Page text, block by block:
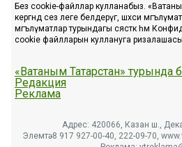
Без cookie-файллар кулланабыз.
кергәндә сез әлеге белдерүгә, шәхси
мәгълүматлар турындагы сәясәткә һәм
cookie файлларын куллануга
«Ватаным Татарстан» турында
Редакция
Реклама
Адрес: 420066, Казан ш.,
Элемтә: 8 917 927-00-40, 222-09-70,